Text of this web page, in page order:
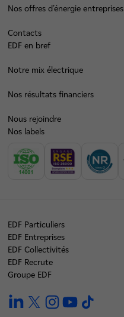
Nos offres d’énergie entreprises
Contacts
EDF en bref
Notre mix électrique
Nos résultats financiers
Nous rejoindre
Nos labels
EDF Particuliers
EDF Entreprises
EDF Collectivités
EDF Recrute
Groupe EDF
linkedintwitterinstagramyoutube